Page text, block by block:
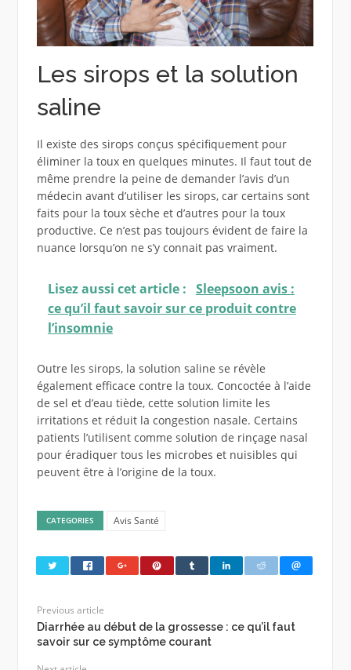
Les sirops et la solution
saline
Il existe des sirops conçus spécifiquement pour
éliminer la toux en quelques minutes. Il faut tout de
même prendre la peine de demander l’avis d’un
médecin avant d’utiliser les sirops, car certains sont
faits pour la toux sèche et d’autres pour la toux
productive. Ce n’est pas toujours évident de faire la
nuance lorsqu’on ne s’y connait pas vraiment.
Lisez aussi cet article : Sleepsoon avis :
ce qu’il faut savoir sur ce produit contre
l’insomnie
Outre les sirops, la solution saline se révèle
également efficace contre la toux. Concoctée à l’aide
de sel et d’eau tiède, cette solution limite les
irritations et réduit la congestion nasale. Certains
patients l’utilisent comme solution de rinçage nasal
pour éradiquer tous les microbes et nuisibles qui
peuvent être à l’origine de la toux.
CATEGORIES Avis Santé
Previous article
Diarrhée au début de la grossesse : ce qu’il faut
savoir sur ce symptôme courant